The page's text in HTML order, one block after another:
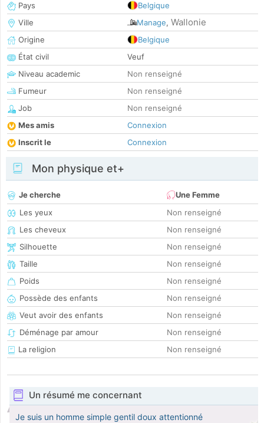
Pays
Belgique
Ville
Manage, Wallonie
Origine
Belgique
État civil
Veuf
Niveau academic
Non renseigné
Fumeur
Non renseigné
Job
Non renseigné
Mes amis
Connexion
Inscrit le
Connexion
Mon physique et+
Je cherche
Une Femme
Les yeux
Non renseigné
Les cheveux
Non renseigné
Silhouette
Non renseigné
Taille
Non renseigné
Poids
Non renseigné
Possède des enfants
Non renseigné
Veut avoir des enfants
Non renseigné
Déménage par amour
Non renseigné
La religion
Non renseigné
Un résumé me concernant
Je suis un homme simple gentil doux attentionné